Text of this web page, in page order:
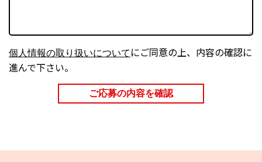
個人情報の取り扱いについて にご同意の上、内容の確認に
進んで下さい。
ご応募の内容を確認